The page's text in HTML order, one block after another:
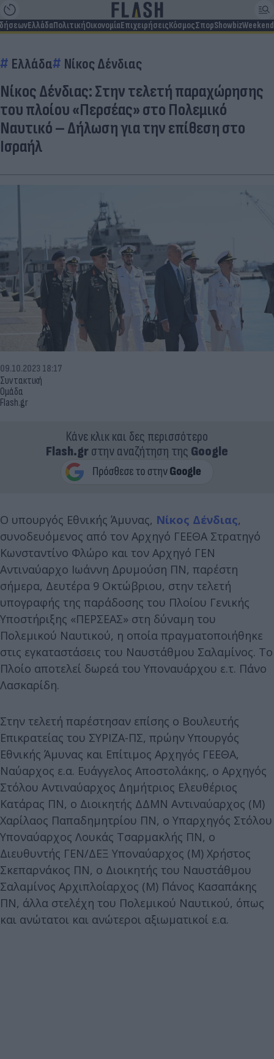
ΕλλάδαΠολιτικήΟικονομίαΕπιχειρήσειςΚόσμοςΣπορShowbizWeekend
Ελλάδα Νίκος Δένδιας
Νίκος Δένδιας: Στην τελετή παραχώρησης
του πλοίου «Περσέας» στο Πολεμικό
Ναυτικό – Δήλωση για την επίθεση στο
Ισραήλ
Συντακτική
Ομάδα
Flash.gr
09.10.2023 18:17
Κάνε κλικ και δες περισσότερο
Flash.grστην αναζήτηση της Google
O υπουργός Εθνικής Άμυνας, Νίκος Δένδιας,
συνοδευόμενος από τον Αρχηγό ΓΕΕΘΑ Στρατηγό
Κωνσταντίνο Φλώρο και τον Αρχηγό ΓΕΝ
Αντιναύαρχο Ιωάννη Δρυμούση ΠΝ, παρέστη
σήμερα, Δευτέρα 9 Οκτώβριου, στην τελετή
υπογραφής της παράδοσης του Πλοίου Γενικής
Υποστήριξης «ΠΕΡΣΕΑΣ» στη δύναμη του
Πολεμικού Ναυτικού, η οποία πραγματοποιήθηκε
στις εγκαταστάσεις του Ναυστάθμου Σαλαμίνος. Το
Πλοίο αποτελεί δωρεά του Υποναυάρχου ε.τ. Πάνο
Λασκαρίδη.
Στην τελετή παρέστησαν επίσης ο Βουλευτής
Επικρατείας του ΣΥΡΙΖΑ-ΠΣ, πρώην Υπουργός
Εθνικής Άμυνας και Επίτιμος Αρχηγός ΓΕΕΘΑ,
Ναύαρχος ε.α. Ευάγγελος Αποστολάκης, ο Αρχηγός
Στόλου Αντιναύαρχος Δημήτριος Ελευθέριος
Κατάρας ΠΝ, ο Διοικητής ΔΔΜΝ Αντιναύαρχος (Μ)
Χαρίλαος Παπαδημητρίου ΠΝ, ο Υπαρχηγός Στόλου
Υποναύαρχος Λουκάς Τσαρμακλής ΠΝ, ο
Διευθυντής ΓΕΝ/ΔΕΞ Υποναύαρχος (Μ) Χρήστος
Σκεπαρνάκος ΠΝ, ο Διοικητής του Ναυστάθμου
Σαλαμίνος Αρχιπλοίαρχος (Μ) Πάνος Κασαπάκης
ΠΝ, άλλα στελέχη του Πολεμικού Ναυτικού, όπως
και ανώτατοι και ανώτεροι αξιωματικοί ε.α.